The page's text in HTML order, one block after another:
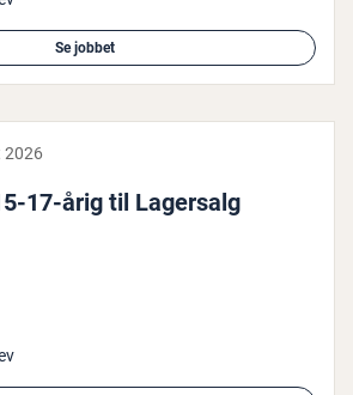
Se jobbet
2026
17-årig til Lagersalg